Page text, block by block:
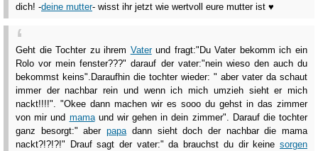
dich! -deine mutter- wisst ihr jetzt wie wertvoll eure mutter ist ♥
Geht die Tochter zu ihrem Vaterund fragt:"Du Vater bekomm ich ein
Rolo vor mein fenster???" darauf der vater:"nein wieso den auch du
bekommst keins".Daraufhin die tochter wieder: " aber vater da schaut
immer der nachbar rein und wenn ich mich umzieh sieht er mich
nackt!!!!". "Okee dann machen wir es sooo du gehst in das zimmer
von mir und mamaund wir gehen in dein zimmer". Darauf die tochter
ganz besorgt:" aberpapadann sieht doch der nachbar die mama
nackt?!?!?!" Drauf sagt der vater:" da brauchst du dir keine sorgen